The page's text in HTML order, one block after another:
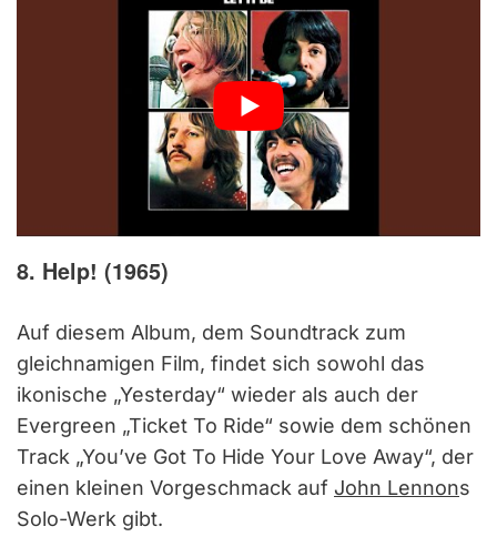
8. Help! (1965)
Auf diesem Album, dem Soundtrack zum
gleichnamigen Film, findet sich sowohl das
ikonische „Yesterday“ wieder als auch der
Evergreen „Ticket To Ride“ sowie dem schönen
Track „You’ve Got To Hide Your Love Away“, der
einen kleinen Vorgeschmack auf John Lennons
Solo-Werk gibt.